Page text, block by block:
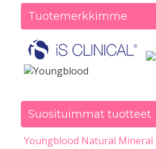
Tuotemerkkimme
Suosituimmat tuotteet
Youngblood Natural Mineral